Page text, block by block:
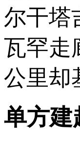
尔干塔
瓦罕走
公里却
单方建